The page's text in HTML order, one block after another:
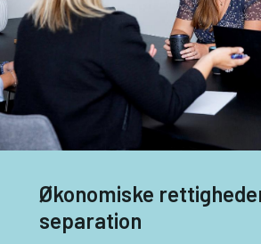
Økonomiske
separation